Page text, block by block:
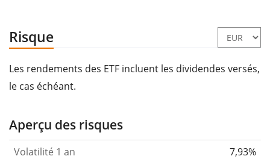
Risque
Les rendements des ETF incluent les dividendes versés,
le cas échéant.
Aperçu des risques
Volatilité 1 an
7,93%